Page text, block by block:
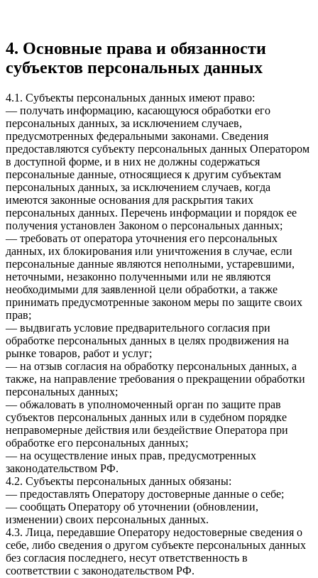
4. Основные права и обязанности
субъектов персональных данных
4.1. Субъекты персональных данных имеют право:
— получать информацию, касающуюся обработки его
персональных данных, за исключением случаев,
предусмотренных федеральными законами. Сведения
предоставляются субъекту персональных данных Оператором
в доступной форме, и в них не должны содержаться
персональные данные, относящиеся к другим субъектам
персональных данных, за исключением случаев, когда
имеются законные основания для раскрытия таких
персональных данных. Перечень информации и порядок ее
получения установлен Законом о персональных данных;
— требовать от оператора уточнения его персональных
данных, их блокирования или уничтожения в случае, если
персональные данные являются неполными, устаревшими,
неточными, незаконно полученными или не являются
необходимыми для заявленной цели обработки, а также
принимать предусмотренные законом меры по защите своих
прав;
— выдвигать условие предварительного согласия при
обработке персональных данных в целях продвижения на
рынке товаров, работ и услуг;
— на отзыв согласия на обработку персональных данных, а
также, на направление требования о прекращении обработки
персональных данных;
— обжаловать в уполномоченный орган по защите прав
субъектов персональных данных или в судебном порядке
неправомерные действия или бездействие Оператора при
обработке его персональных данных;
— на осуществление иных прав, предусмотренных
законодательством РФ.
4.2. Субъекты персональных данных обязаны:
— предоставлять Оператору достоверные данные о себе;
— сообщать Оператору об уточнении (обновлении,
изменении) своих персональных данных.
4.3. Лица, передавшие Оператору недостоверные сведения о
себе, либо сведения о другом субъекте персональных данных
без согласия последнего, несут ответственность в
соответствии с законодательством РФ.